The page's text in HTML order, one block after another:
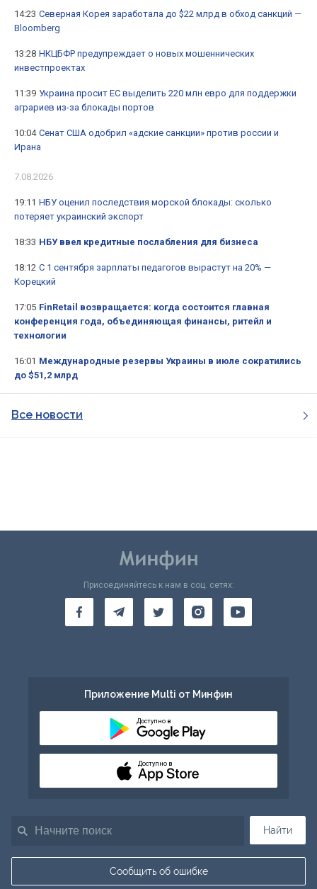
14:23 Северная Корея заработала до $22 млрд в обход санкций —
Bloomberg
13:28 НКЦБФР предупреждает о новых мошеннических
инвестпроектах
11:39 Украина просит ЕС выделить 220 млн евро для поддержки
аграриев из-за блокады портов
10:04 Сенат США одобрил «адские санкции» против россии и
Ирана
7.08.2026
19:11 НБУ оценил последствия морской блокады: сколько
потеряет украинский экспорт
18:33 НБУ ввел кредитные послабления для бизнеса
18:12 С 1 сентября зарплаты педагогов вырастут на 20% —
Корецкий
17:05 FinRetail возвращается: когда состоится главная
конференция года, объединяющая финансы, ритейл и
технологии
16:01 Международные резервы Украины в июле сократились
до $51,2 млрд
Все новости
Найти
Сообщить об ошибке
Присоединяйтесь к нам в соц. сетях:
Приложение Multi от Минфин
Доступно в
Доступно в